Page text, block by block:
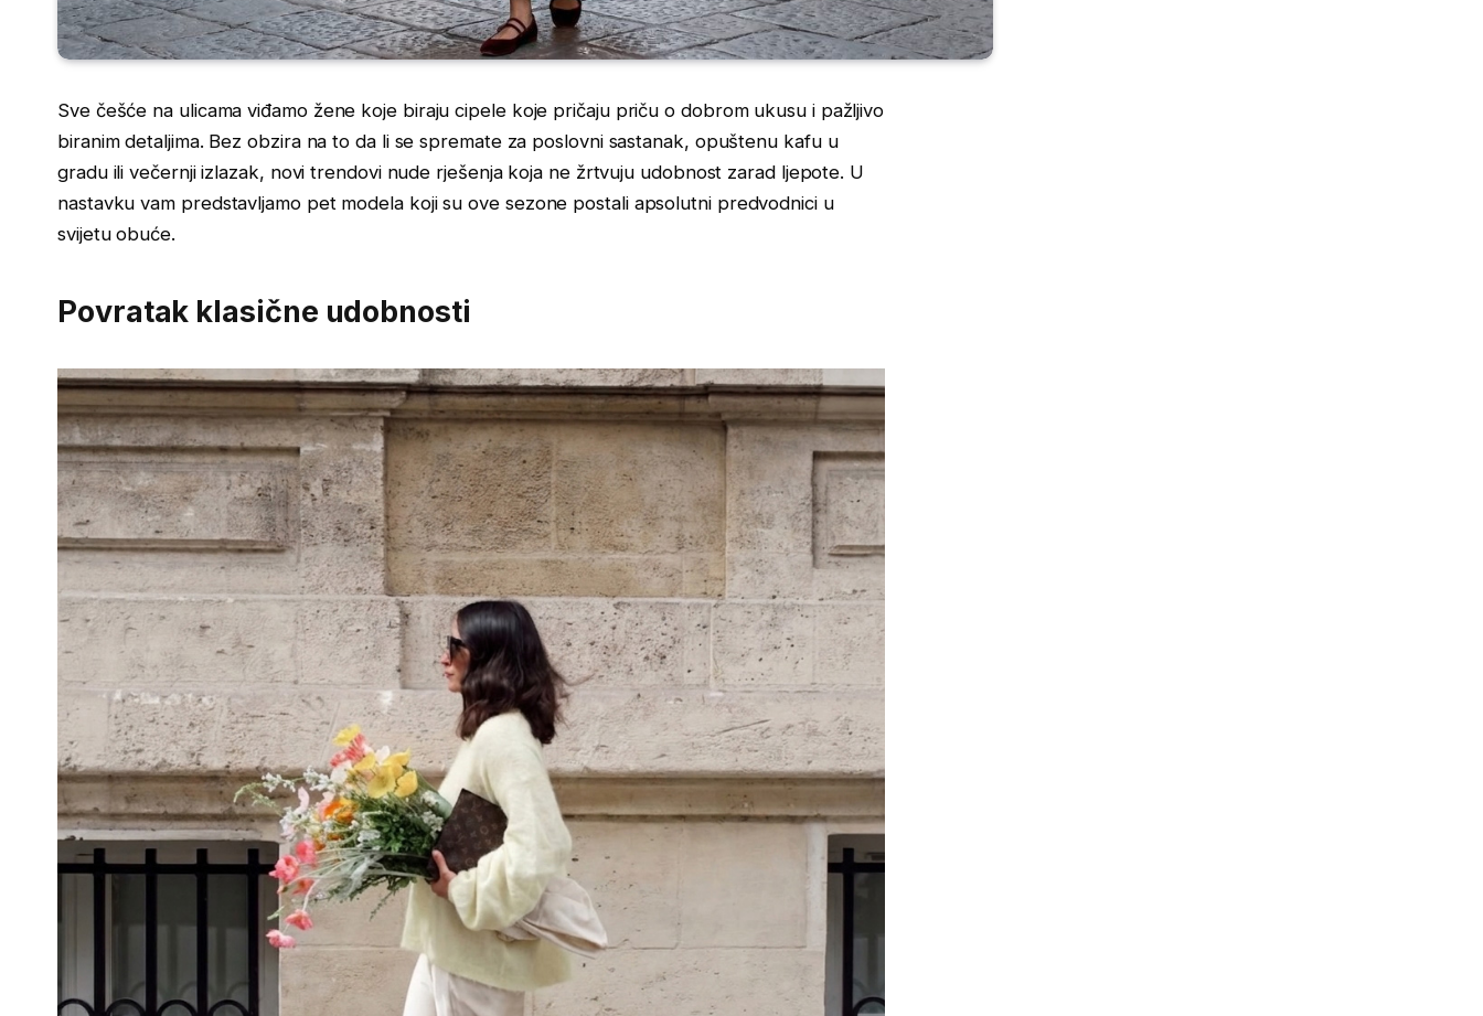
Sve češće na ulicama viđamo žene koje biraju cipele koje pričaju priču o dobrom ukusu i pažljivo
biranim detaljima. Bez obzira na to da li se spremate za poslovni sastanak, opuštenu kafu u
gradu ili večernji izlazak, novi trendovi nude rješenja koja ne žrtvuju udobnost zarad ljepote. U
nastavku vam predstavljamo pet modela koji su ove sezone postali apsolutni predvodnici u
svijetu obuće.
Povratak klasične udobnosti